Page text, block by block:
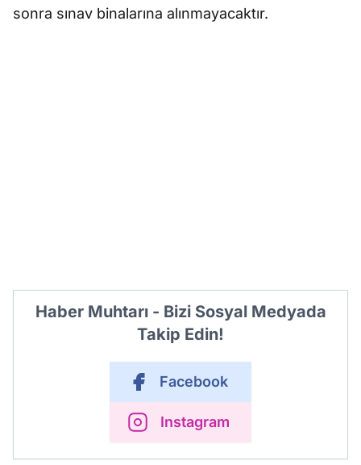
sonra sınav binalarına alınmayacaktır.
Haber Muhtarı - Bizi Sosyal Medyada
Takip Edin!
Facebook
Instagram